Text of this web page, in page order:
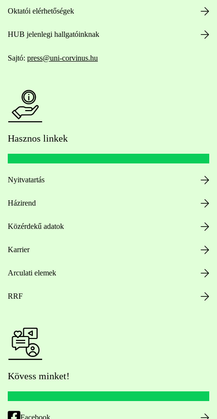
Oktatói elérhetőségek
HUB jelenlegi hallgatóinknak
Sajtó: press@uni-corvinus.hu
Hasznos linkek
Nyitvatartás
Házirend
Közérdekű adatok
Karrier
Arculati elemek
RRF
Kövess minket!